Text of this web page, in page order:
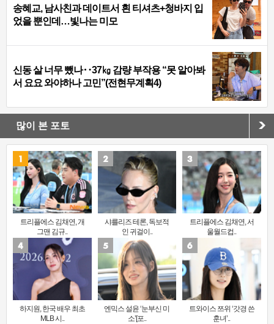
송혜교, 남사친과 데이트서 흰 티셔츠+청바지 입
었을 뿐인데…빛나는 미모
신동 살 너무 뺐나‥37㎏ 감량 부작용 “못 알아봐
서 요요 와야하나 고민”(전현무계획4)
많이 본 포토
트리플에스 김채연, 개
그맨 김규..
샤를리즈 테론, 독보적
인 귀걸이..
트리플에스 김채연, 서
울월드컵..
하지원, 한국 배우 최초
MLB 시..
엔믹스 설윤 ‘눈부신 미
소’[포..
트와이스 쯔위 ‘갓경 쓴
훈녀’..